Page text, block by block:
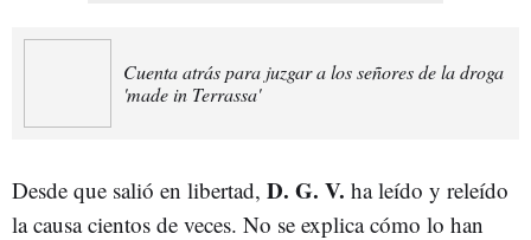
Cuenta atrás para juzgar a los señores de la droga
'made in Terrassa'
Desde que salió en libertad, D. G. V. ha leído y releído
la causa cientos de veces. No se explica cómo lo han